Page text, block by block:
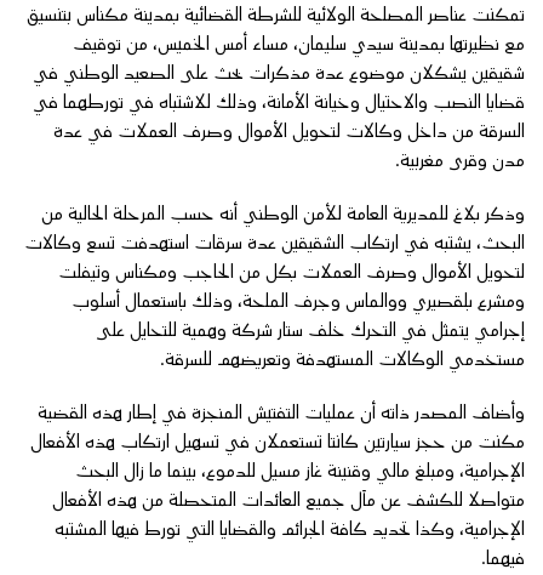
تمكنت عناصر المصلحة الولائية للشرطة القضائية بمدينة مكناس بتنسيق
مع نظيرتها بمدينة سيدي سليمان، مساء أمس الخميس، من توقيف
شقيقين يشكلان موضوع عدة مذكرات بحث على الصعيد الوطني في
قضايا النصب والاحتيال وخيانة الأمانة، وذلك للاشتباه في تورطهما في
السرقة من داخل وكالات لتحويل الأموال وصرف العملات في عدة
مدن وقرى مغربية.
وذكر بلاغ للمديرية العامة للأمن الوطني أنه حسب المرحلة الحالية من
البحث، يشتبه في ارتكاب الشقيقين عدة سرقات استهدفت تسع وكالات
لتحويل الأموال وصرف العملات بكل من الحاجب ومكناس وتيفلت
ومشرع بلقصيري ووالماس وجرف الملحة، وذلك باستعمال أسلوب
إجرامي يتمثل في التحرك خلف ستار شركة وهمية للتحايل على
مستخدمي الوكالات المستهدفة وتعريضهم للسرقة.
وأضاف المصدر ذاته أن عمليات التفتيش المنجزة في إطار هذه القضية
مكنت من حجز سيارتين كانتا تستعملان في تسهيل ارتكاب هذه الأفعال
الإجرامية، ومبلغ مالي وقنينة غاز مسيل للدموع، بينما ما زال البحث
متواصلا للكشف عن مآل جميع العائدات المتحصلة من هذه الأفعال
الإجرامية، وكذا تحديد كافة الجرائم والقضايا التي تورط فيها المشتبه
فيهما.